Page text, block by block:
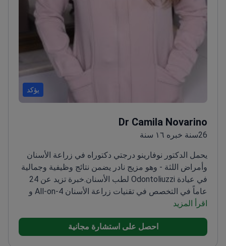
يؤكد
Dr Camila Novarino
26سنة خبره ١٦ سنة
يحمل الدكتور نوفارينو درجتي دكتوراه في زراعة الأسنان
وأمراض اللثة - وهو مزيج نادر يضمن نتائج وظيفية وجمالية
في عيادة Odontoliuzzi لطب الأسنان.
خبرة تزيد عن 24
عاماً في التخصص في تقنيات زراعة الأسنان All-on-4 و
All-on-6
سنواتتدريب متقدم في طب اللثة المحيطة بالزرعات من
أجل صحة اللثة المثاليةحاصل على شهادة البورد في طب
اقرأ المزيد
احصل على استشارة مجانية